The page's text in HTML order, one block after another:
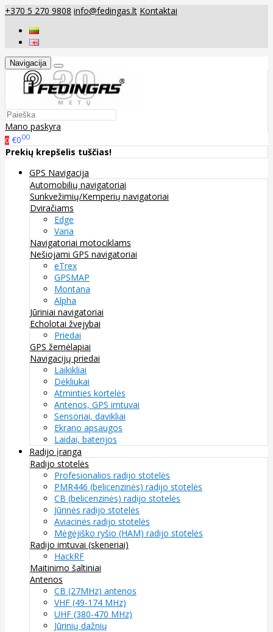
+370 5 270 9808 info@fedingas.lt Kontaktai
Navigacija
Mano paskyra
0 €000
Prekių krepšelis tuščias!
GPS Navigacija
Automobilių navigatoriai
Sunkvežimių/Kemperių navigatoriai
Dviračiams
Edge
Varia
Navigatoriai motociklams
Nešiojami GPS navigatoriai
eTrex
GPSMAP
Montana
Alpha
Jūriniai navigatoriai
Echolotai žvejybai
Priedai
GPS žemėlapiai
Navigacijų priedai
Laikikliai
Dėkliukai
Atminties kortelės
Antenos, GPS imtuvai
Sensoriai, davikliai
Ekrano apsaugos
Laidai, baterijos
Radijo įranga
Radijo stotelės
Profesionalios radijo stotelės
PMR446 (belicenzinės) radijo stotelės
CB (belicenzinės) radijo stotelės
Jūrinės radijo stotelės
Aviacinės radijo stotelės
Mėgėjiško ryšio (HAM) radijo stotelės
Radijo imtuvai (skeneriai)
HackRF
Maitinimo šaltiniai
Antenos
CB (27MHz) antenos
VHF (49-174 MHz)
UHF (380-470 MHz)
Jūrinių dažnių